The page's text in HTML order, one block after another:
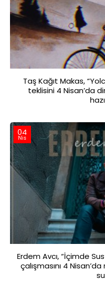
Taş Kağıt Makas,
teklisini 4 Nisan’da
04
Nis
Erdem Avcı, “İçimde
çalışmasını 4